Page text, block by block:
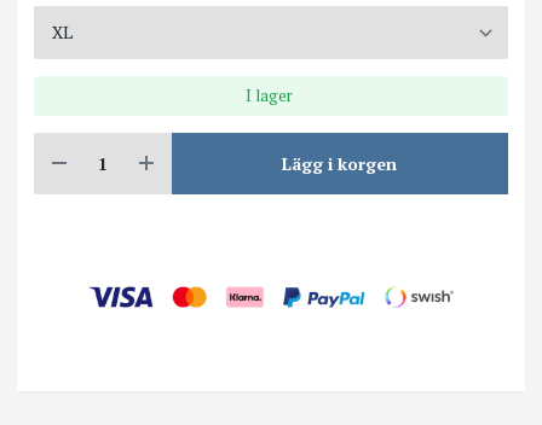
I lager
Lägg i korgen